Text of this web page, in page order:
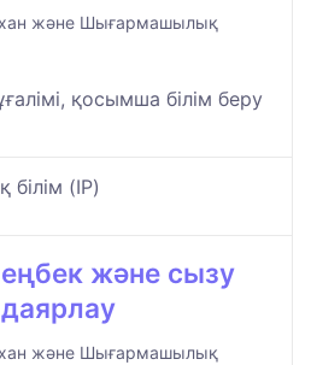
және Шығармашылық
қосымша білім беру
(IP)
және сызу
және Шығармашылық